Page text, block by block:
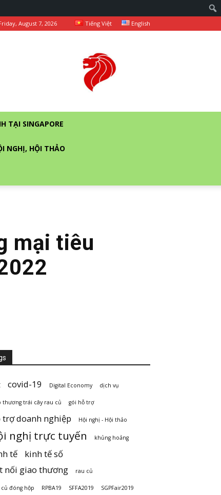
August 7, 2026 Tiếng Việt English
TẠI SINGAPORE
NGHỊ, HỘI THẢO
mại tiêu
covid-19 Digital Economy dịch vụ
thương trái cây rau củ gói hỗ trợ
trợ doanh nghiệp Hội nghị - Hội thảo
nghị trực tuyến khủng hoảng
tế
kinh tế số
nối giao thương
rau củ
đóng hộp RPBA19 SFFA2019 SGPFair2019